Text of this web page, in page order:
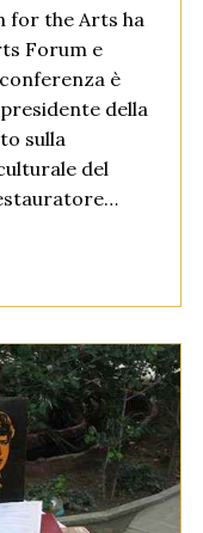
for the Arts ha
Forum e
conferenza è
della
sulla
del